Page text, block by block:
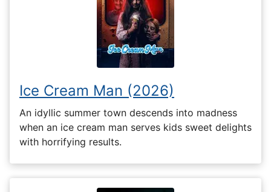
Ice Cream Man (2026)
An idyllic summer town descends into madness
when an ice cream man serves kids sweet delights
with horrifying results.